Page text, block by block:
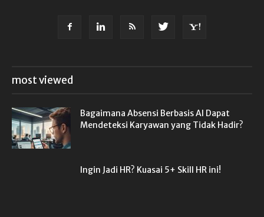
most viewed
Bagaimana Absensi Berbasis AI Dapat
Mendeteksi Karyawan yang Tidak Hadir?
Ingin Jadi HR? Kuasai 5+ Skill HR ini!